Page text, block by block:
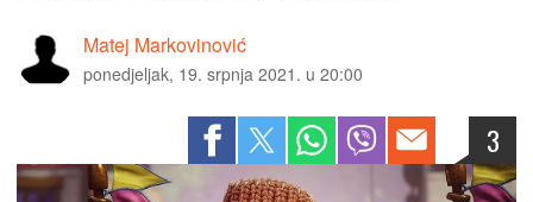
Matej Markovinović
ponedjeljak, 19. srpnja 2021. u 20:00
3